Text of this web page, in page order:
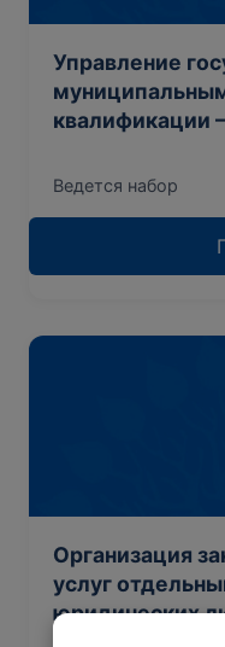
Управление
квалификации
Ведется набор
Организация
услуг
юридических